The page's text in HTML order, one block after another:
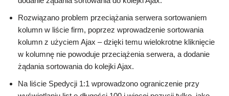
Rozwiązano problem przeciążania serwera sortowaniem
kolumn w liście firm, poprzez wprowadzenie sortowania
kolumn z użyciem Ajax – dzięki temu wielokrotne kliknięcie
w kolumnę nie powoduje przeciążenia serwera, a dodanie
żądania sortowania do kolejki Ajax.
Na liście Spedycji 1:1 wprowadzono ograniczenie przy